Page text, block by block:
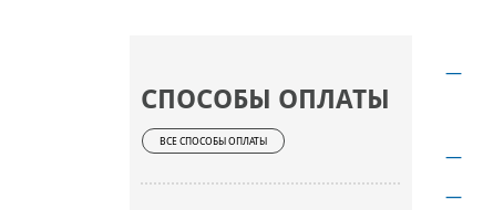
СПОСОБЫ ОПЛАТЫ
ВСЕ СПОСОБЫ ОПЛАТЫ